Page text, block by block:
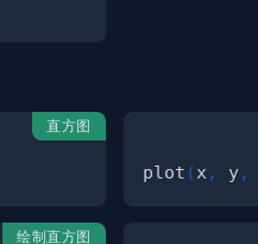
直方图
plot (x , y,
绘制直方图